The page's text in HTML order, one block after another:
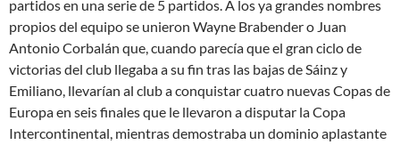
partidos en una serie de 5 partidos. A los ya grandes nombres
propios del equipo se unieron Wayne Brabender o Juan
Antonio Corbalán que, cuando parecía que el gran ciclo de
victorias del club llegaba a su fin tras las bajas de Sáinz y
Emiliano, llevarían al club a conquistar cuatro nuevas Copas de
Europa en seis finales que le llevaron a disputar la Copa
Intercontinental, mientras demostraba un dominio aplastante